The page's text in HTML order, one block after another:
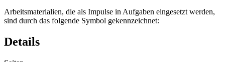
Arbeitsmaterialien, die als Impulse in Aufgaben eingesetzt werden,
sind durch das folgende Symbol gekennzeichnet:
Details